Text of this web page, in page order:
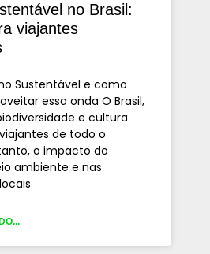
no Brasil:
viajantes
Sustentável e como
essa onda O Brasil,
e cultura
de todo o
o impacto do
ambiente e nas